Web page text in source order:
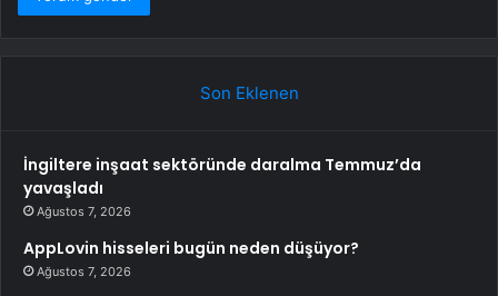
Son Eklenen
İngiltere inşaat sektöründe daralma Temmuz’da
yavaşladı
Ağustos 7, 2026
AppLovin hisseleri bugün neden düşüyor?
Ağustos 7, 2026